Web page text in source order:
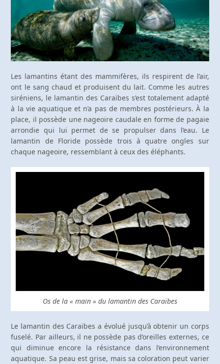
Les lamantins étant des mammifères, ils respirent de l’air,
ont le sang chaud et produisent du lait. Comme les autres
siréniens, le lamantin des Caraïbes s’est totalement adapté
à la vie aquatique et n’a pas de membres postérieurs. À la
place, il possède une nageoire caudale en forme de pagaie
arrondie qui lui permet de se propulser dans l’eau. Le
lamantin de Floride possède trois à quatre ongles sur
chaque nageoire, ressemblant à ceux des éléphants.
Os de la « main » du lamantin des Caraïbes
Le lamantin des Caraïbes a évolué jusqu’à obtenir un corps
fuselé. Par ailleurs, il ne possède pas d’oreilles externes, ce
qui diminue encore la résistance dans l’environnement
aquatique. Sa peau est grise, mais sa coloration peut varier